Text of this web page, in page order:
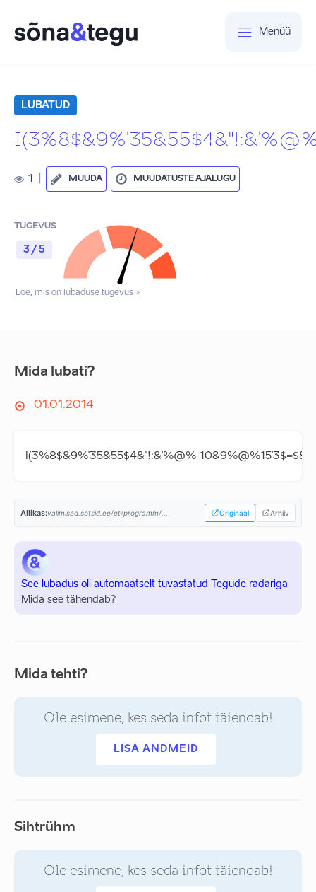
Menüü
LUBATUD
1 MUUDA MUUDATUSTE AJALUGU
TUGEVUS
3 / 5
Loe, mis on lubaduse tugevus >
Mida lubati?
01.01.2014
I(3%8$&9%'35&55$4&"!:&'%@%-
Allikas:valimised.sotsid.ee/et/programm/... Originaal Arhiiv
See lubadus oli automaatselt tuvastatud Tegude radariga
Mida see tähendab?
Mida tehti?
Ole esimene, kes seda infot täiendab!
LISA ANDMEID
Sihtrühm
Ole esimene, kes seda infot täiendab!